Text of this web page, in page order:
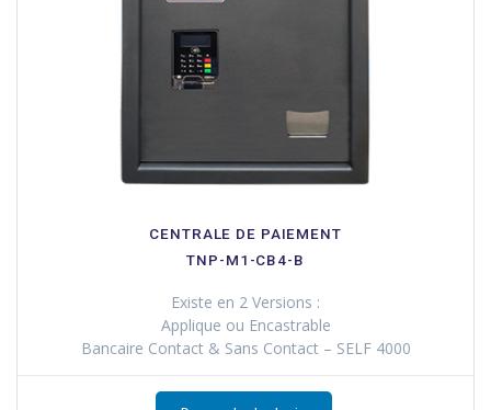
CENTRALE DE PAIEMENT
TNP-M1-CB4-B
Existe en 2 Versions :
Applique ou Encastrable
Bancaire Contact & Sans Contact – SELF 4000